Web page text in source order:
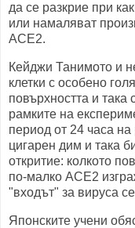
да се разкрие при
или намаляват
ACE2.
Кейджи Танимото и
клетки с особено
повърхността и така
рамките на
период от 24 часа на
цигарен дим и така
откритие: колкото
по-малко ACE2
"входът" за вируса
Японските учени